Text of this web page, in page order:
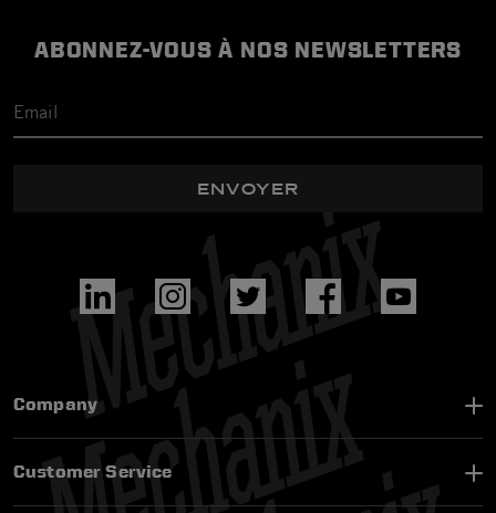
ABONNEZ-VOUS À NOS NEWSLETTERS
ENVOYER
Company
Customer Service